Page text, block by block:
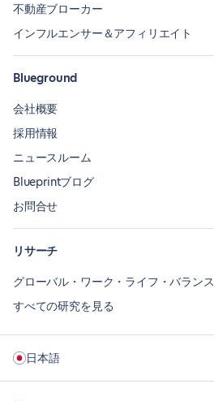
不動産ブローカー
インフルエンサー＆アフィリエイト
Blueground
会社概要
採用情報
ニュースルーム
Blueprintブログ
お問合せ
リサーチ
グローバル・ワーク・ライフ・バランス
すべての研究を見る
日本語